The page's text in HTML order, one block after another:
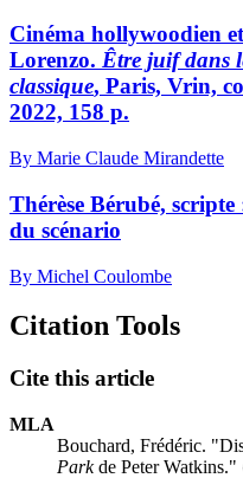
Cinéma hollywoodien
Lorenzo. Être juif dans
classique, Paris, Vrin,
2022, 158 p.
By Marie Claude Mirandette
Thérèse Bérubé,
du scénario
By Michel Coulombe
Citation Tools
Cite this article
MLA
Bouchard, Frédéric.
Parkde Peter Watkins."